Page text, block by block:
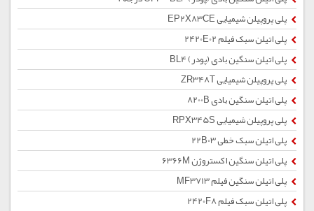
پلی پروپیلن شیمیایی EP2X83CE
پلی اتیلن سبک فیلم 2420E02
پلی اتیلن سنگین بادی (پودر) BL4
پلی پروپیلن شیمیایی ZR348T
پلی اتیلن سنگین بادی 8200B
پلی پروپیلن شیمیایی RPX345S
پلی اتیلن سبک خطی 22B03
پلی اتیلن سنگین اکستروژن 6366M
پلی اتیلن سنگین فیلم MF3713
پلی اتیلن سبک فیلم 2420F8